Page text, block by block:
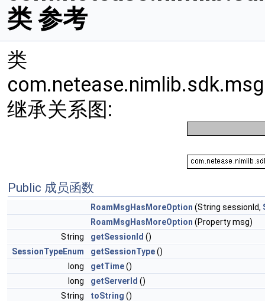
类 参考
类
继承关系图:
Public 成员函数
RoamMsgHasMoreOption (String sessionId,
RoamMsgHasMoreOption (Property msg)
String
getSessionId ()
SessionTypeEnum
getSessionType()
long
getTime()
long
getServerId ()
String
toString ()